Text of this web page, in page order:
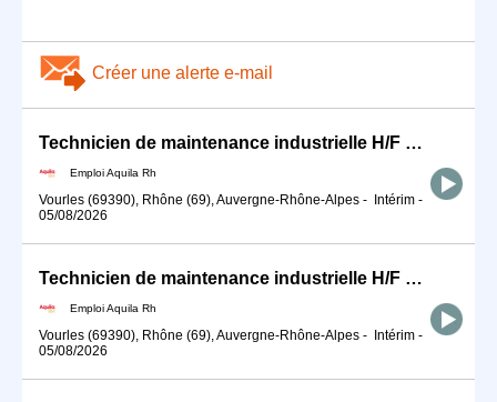
Créer une alerte e-mail
Technicien de maintenance industrielle H/F VSD
Emploi Aquila Rh
Vourles (69390), Rhône (69), Auvergne-Rhône-Alpes - Intérim -
05/08/2026
Technicien de maintenance industrielle H/F Nuit
Emploi Aquila Rh
Vourles (69390), Rhône (69), Auvergne-Rhône-Alpes - Intérim -
05/08/2026